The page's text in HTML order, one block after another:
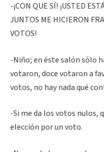
-¡CON QUE SÍ! ¡USTED
JUNTOS ME HICIERON
VOTOS!
-Niño; en éste salón sólo
votaron, doce votaron a
votos, no hay nada qué
-Si me da los votos nulos,
elección por un voto.